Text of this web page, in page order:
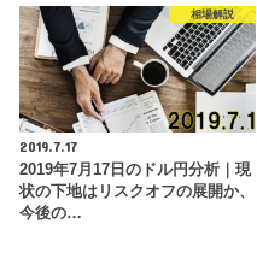
相場解説
2019.7.17
2019年7月17日のドル円分析｜現
状の下地はリスクオフの展開か、
今後の…